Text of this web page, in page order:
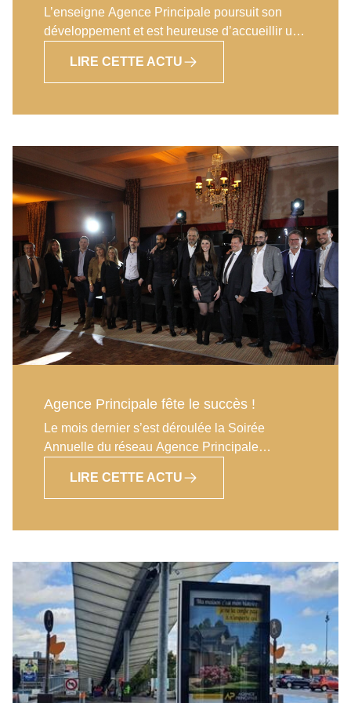
L’enseigne Agence Principale poursuit son
développement et est heureuse d’accueillir un
d’année 2023.Après plusieurs années passées
dans le milieu bancaire, Florence CARRERE a
Principale.Il était tout naturel pour Florence de
s’appuyer sur les points forts de l’enseigne : la
formation, la méthodologie et le savoir-faire qui
a fait ses preuves pour la réussite de son
agence immobilière. La région Bordelaise peut
compter sur une directrice d’agence
immobilière de talent !
LIRE CETTE ACTU
Agence Principale fête le succès !
Le mois dernier s’est déroulée la Soirée
Annuelle du réseau Agence Principale
entièrement privatisé pour l’évènement. Le
réseau Agence Principale a accueilli plus de
intégré le groupe sur l’année écoulée.Les co-
fondateurs, Didier Couraudon et Marc
Houdebine étaient, une fois encore, fiers de
récompenser les résultats des franchisés et
leurs collaborateurs, qui sont au-dessus des
moyennes nationales.2022 a été un très bon
cru pour le réseau et plus de 10 Agences
étaient cette année au-dessus du million
LIRE CETTE ACTU